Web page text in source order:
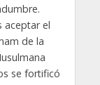
aceptar el
de la
se fortificó